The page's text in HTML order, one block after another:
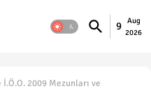
9
Aug
2026
İ.Ö.O. 2009 Mezunları ve